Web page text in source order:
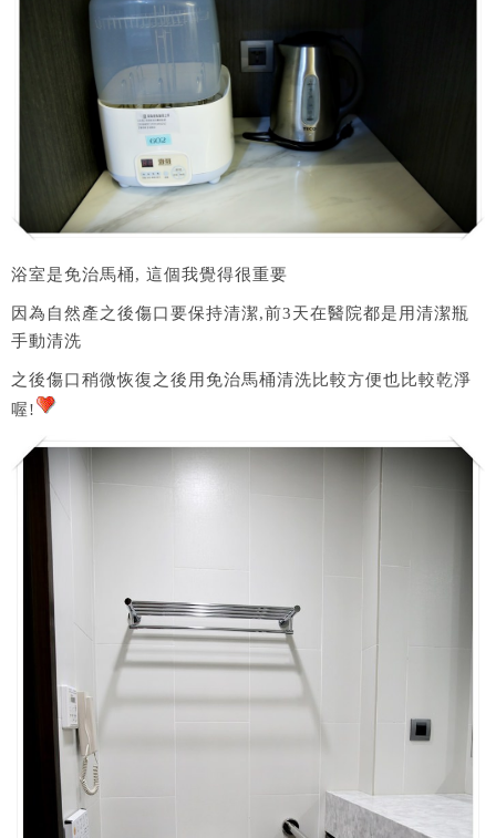
浴室是免治馬桶, 這個我覺得很重要
因為自然產之後傷口要保持清潔,前3天在醫院都是用清潔瓶
手動清洗
之後傷口稍微恢復之後用免治馬桶清洗比較方便也比較乾淨
喔!